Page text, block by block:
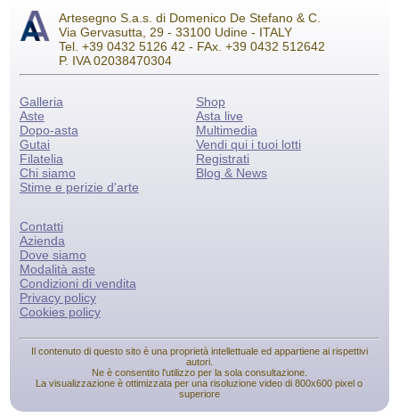
Artesegno S.a.s. di Domenico De Stefano & C.
Via Gervasutta, 29 - 33100 Udine - ITALY
Tel. +39 0432 5126 42 - FAx. +39 0432 512642
P. IVA 02038470304
Galleria
Aste
Dopo-asta
Gutai
Filatelia
Chi siamo
Stime e perizie d'arte
Shop
Asta live
Multimedia
Vendi qui i tuoi lotti
Registrati
Blog & News
Contatti
Azienda
Dove siamo
Modalità aste
Condizioni di vendita
Privacy policy
Cookies policy
Il contenuto di questo sito è una proprietà intellettuale ed appartiene ai rispettivi
autori.
Ne è consentito l'utilizzo per la sola consultazione.
La visualizzazione è ottimizzata per una risoluzione video di 800x600 pixel o
superiore